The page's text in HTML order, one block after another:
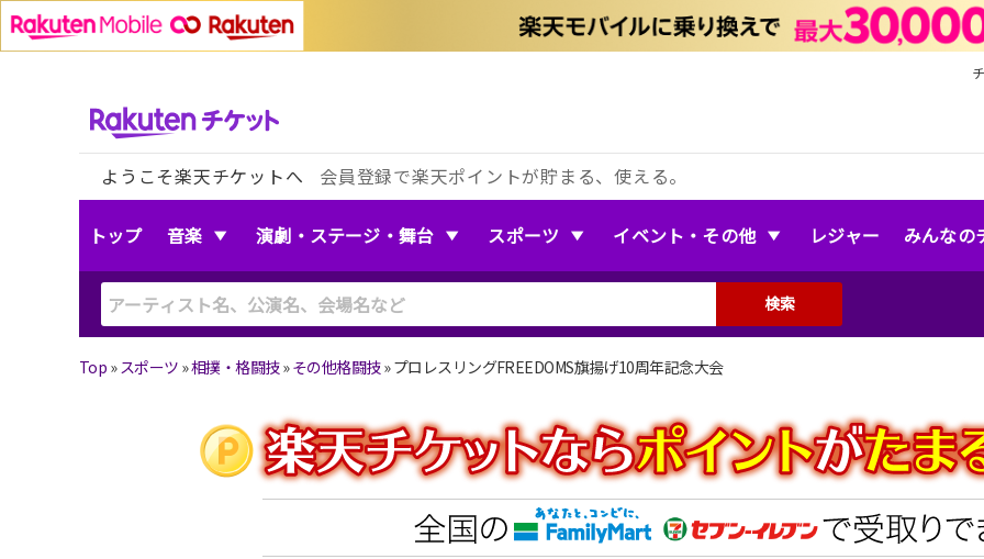
ようこそ楽天チケットへ 会員登録で楽天ポイントが貯まる、使える。
トップ 音楽 演劇・ステージ・舞台 スポーツ イベント・その他 レジャー みんなの
検索
Top » スポーツ »相撲・格闘技»その他格闘技»プロレスリングFREEDOMS旗揚げ10周年記念大会